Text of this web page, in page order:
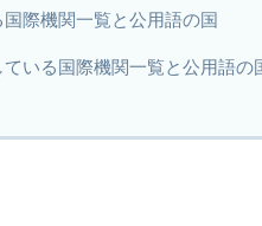
際機関一覧と公用語の国
いる国際機関一覧と公用語の